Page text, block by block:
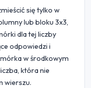
się tylko w
lub bloku 3x3,
dla tej liczby
odpowiedzi i
w środkowym
która nie
wierszu.